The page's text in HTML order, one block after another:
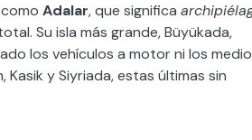
Adalar, que significa
Su isla más grande, Büyükada,
los vehículos a motor ni los
Kasik y Siyriada, estas últimas sin